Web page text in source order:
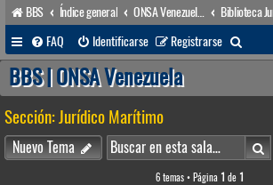
BBS Índice general
FAQ
Identificarse Registrarse
u
a
r
BBS | ONSA Venezuela
Sección: Jurídico Marítimo
Nuevo Tema
6 temas • Página 1 de 1